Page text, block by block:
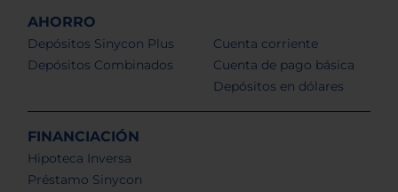
AHORRO
Depósitos Sinycon Plus
Depósitos Combinados
Cuenta corriente
Cuenta de pago básica
Depósitos en dólares
FINANCIACIÓN
Hipoteca Inversa
Préstamo Sinycon